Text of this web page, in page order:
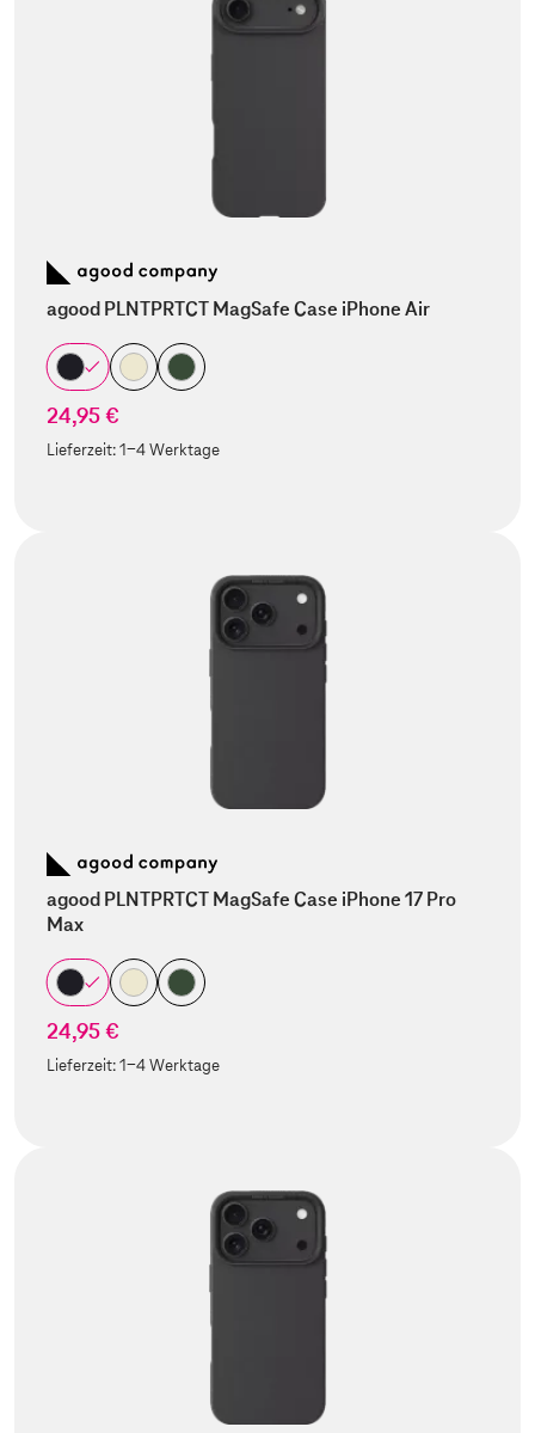
agood PLNTPRTCT MagSafe Case iPhone Air
24,95 €
Lieferzeit:1-4 Werktage
agood PLNTPRTCT MagSafe Case iPhone 17 Pro
Max
24,95 €
Lieferzeit:1-4 Werktage